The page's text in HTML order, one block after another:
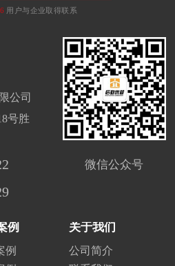
用户与企业取得联系
微信公众号
公司
号胜
例
例
关于我们
公司简介